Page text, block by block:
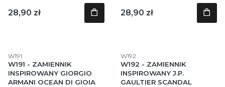
Cena
28,90 zł Cena
28,90 zł
Kod produktu
W191
W191 - ZAMIENNIK
INSPIROWANY GIORGIO
ARMANI OCEAN DI GIOIA
Kod produktu
W192
W192 - ZAMIENNIK
INSPIROWANY J.P.
GAULTIER SCANDAL